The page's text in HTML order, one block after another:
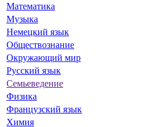
Математика
Музыка
Немецкий язык
Обществознание
Окружающий мир
Русский язык
Семьеведение
Физика
Французский язык
Химия